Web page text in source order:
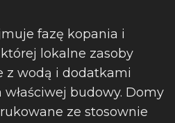
fazę kopania i
lokalne zasoby
z wodą i dodatkami
budowy. Domy
ze stosownie